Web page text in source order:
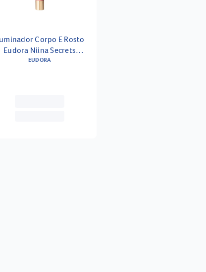
Corpo E Rosto
Eudora Niina Secrets
Luminous 60 Ml
EUDORA